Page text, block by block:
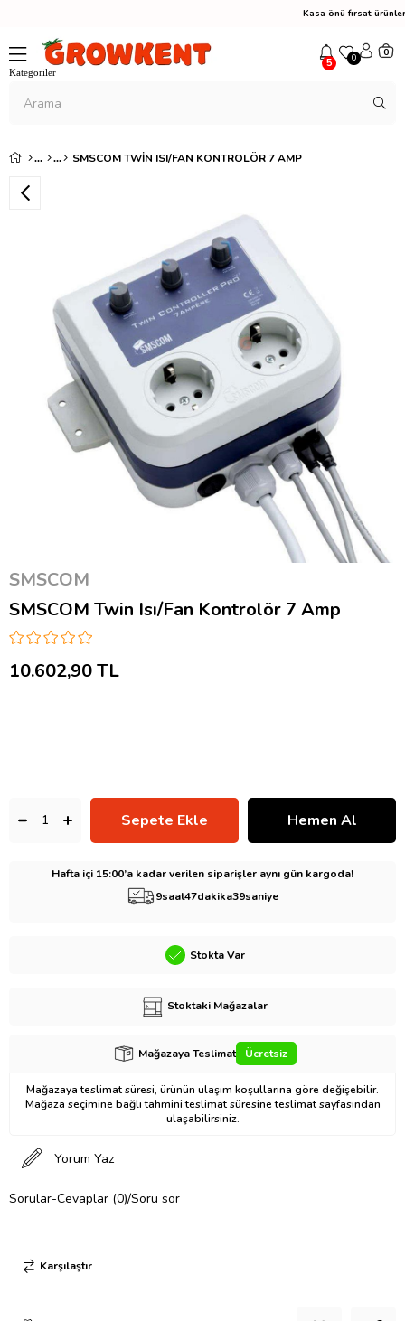
Kasa önü fırsat
5 0 0
SMSCOM TWIN ISI/FAN KONTROLÖR 7 AMP
SMSCOM
SMSCOM Twin Isı/Fan Kontrolör 7 Amp
10.602,90 TL
Hafta içi 15:00’a kadar verilen siparişler aynı gün kargoda!
9saat47dakika38saniye
Stokta Var
Stoktaki Mağazalar
Mağazaya Teslimat Ücretsiz
Mağazaya teslimat süresi, ürünün ulaşım koşullarına göre değişebilir.
Mağaza seçimine bağlı tahmini teslimat süresine teslimat sayfasından
ulaşabilirsiniz.
Yorum Yaz
Sorular-Cevaplar (0)/Soru sor
Karşılaştır